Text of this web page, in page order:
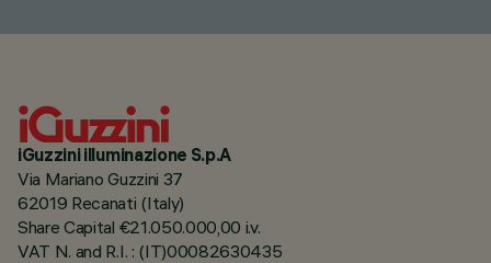
iGuzzini illuminazione S.p.A
Via Mariano Guzzini 37
62019 Recanati (Italy)
Share Capital €21.050.000,00 i.v.
VAT N. and R.I. : (IT)00082630435